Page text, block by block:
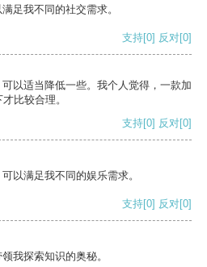
足我不同的社交需求。
支持[0] 反对[0]
以适当降低一些。我个人觉得，一款加
比较合理。
支持[0] 反对[0]
以满足我不同的娱乐需求。
支持[0] 反对[0]
我探索知识的奥秘。